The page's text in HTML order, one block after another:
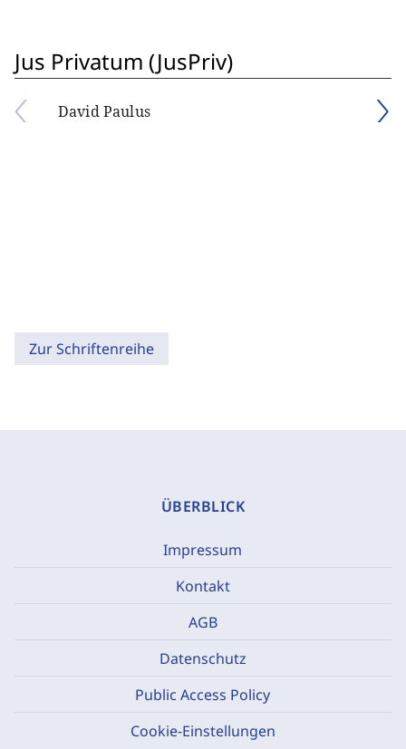
Jus Privatum (JusPriv)
David Paulus
Zur Schriftenreihe
ÜBERBLICK
Impressum
Kontakt
AGB
Datenschutz
Public Access Policy
Cookie-Einstellungen